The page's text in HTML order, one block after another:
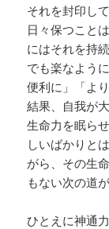
それを封印し
日々保つこと
にはそれを持
でも楽なよう
便利に」「よ
結果、自我が
生命力を眠ら
しいばかりと
がら、その生
もない次の道
ひとえに神通